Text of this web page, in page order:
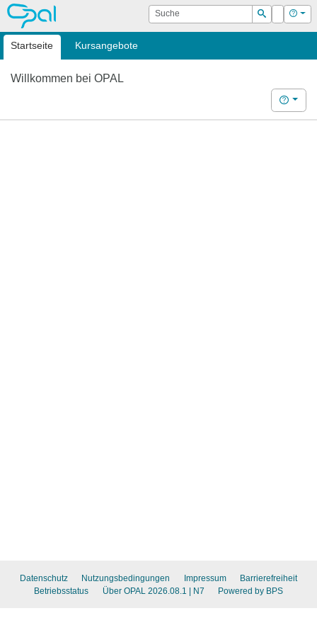
OPAL Suche
Suchen
Login Hilfe
Startseite Kursangebote
Willkommen bei OPAL
Hilfe
Datenschutz Nutzungsbedingungen Impressum
Barrierefreiheit
Betriebsstatus
Über OPAL 2026.08.1 | N7 Powered by BPS